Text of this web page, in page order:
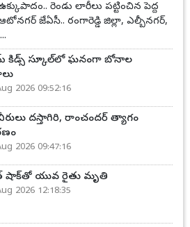
రెండు లారీలు పట్టించిన పెద్ద
జేఏసీ.. రంగారెడ్డి జిల్లా, ఎల్బీనగర్,
కిడ్స్ స్కూల్‌లో ఘనంగా బోనాల
2026 09:52:16
దస్తాగిరి, రాంచందర్ త్యాగం
2026 09:47:16
షాక్‌తో యువ రైతు మృతి
2026 12:18:35